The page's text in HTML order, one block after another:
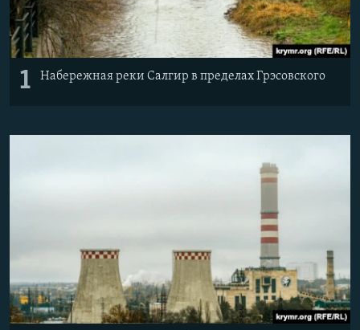
1 Набережная реки Салгир в пределах Грэсовского